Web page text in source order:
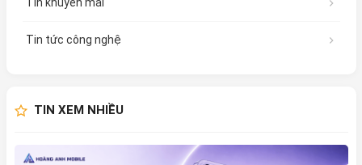
Tin khuyến mãi
Tin tức công nghệ
TIN XEM NHIỀU